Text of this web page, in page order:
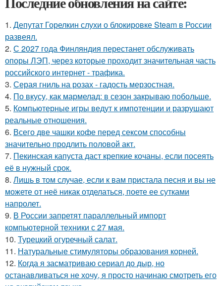
1. Депутат Горелкин слухи о блокировке Steam в России
развеял.
2. С 2027 года Финляндия перестанет обслуживать
опоры ЛЭП, через которые проходит значительная часть
российского интернет - трафика.
3. Серая гниль на розах - гадость мерзостная.
4. По вкусу, как мармелад: в сезон закрываю побольше.
5. Компьютерные игры ведут к импотенции и разрушают
реальные отношения.
6. Всего две чашки кофе перед сексом способны
значительно продлить половой акт.
7. Пекинская капуста даст крепкие кочаны, если посеять
её в нужный срок.
8. Лишь в том случае, если к вам пристала песня и вы не
можете от неё никак отделаться, поете ее сутками
напролет.
9. В России запретят параллельный импорт
компьютерной техники с 27 мая.
10. Турецкий огуречный салат.
11. Натуральные стимуляторы образования корней.
12. Когда я засматриваю сериал до дыр, но
останавливаться не хочу, я просто начинаю смотреть его